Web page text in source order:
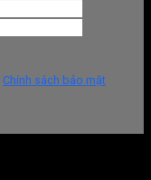
Chính sách bảo mật